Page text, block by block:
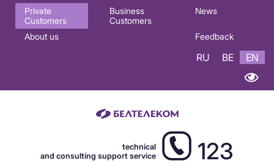
Основная
навигация
Private
Customers
Business
Customers
News
About us Feedback
RU BE EN
technical
and consulting support service
123